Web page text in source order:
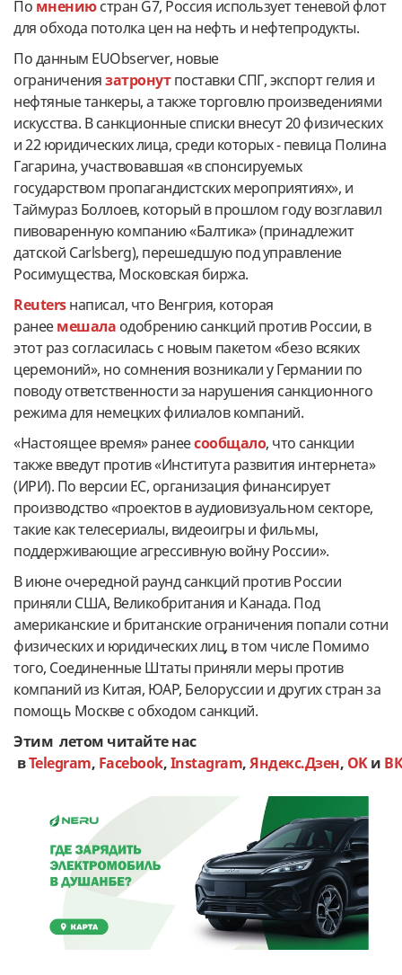
По мнениюстран G7, Россия использует теневой флот
для обхода потолка цен на нефть и нефтепродукты.
По данным EUObserver, новые
ограничениязатронутпоставки СПГ, экспорт гелия и
нефтяные танкеры, а также торговлю произведениями
искусства. В санкционные списки внесут 20 физических
и 22 юридических лица, среди которых - певица Полина
Гагарина, участвовавшая «в спонсируемых
государством пропагандистских мероприятиях», и
Таймураз Боллоев, который в прошлом году возглавил
пивоваренную компанию «Балтика» (принадлежит
датской Carlsberg), перешедшую под управление
Росимущества, Московская биржа.
Reutersнаписал, что Венгрия, которая
ранеемешала одобрению санкций против России, в
этот раз согласилась с новым пакетом «безо всяких
церемоний», но сомнения возникали у Германии по
поводу ответственности за нарушения санкционного
режима для немецких филиалов компаний.
«Настоящее время» ранеесообщало, что санкции
также введут против «Института развития интернета»
(ИРИ). По версии ЕС, организация финансирует
производство «проектов в аудиовизуальном секторе,
такие как телесериалы, видеоигры и фильмы,
поддерживающие агрессивную войну России».
В июне очередной раунд санкций против России
приняли США, Великобритания и Канада. Под
американские и британские ограничения попали сотни
физических и юридических лиц, в том числе Помимо
того, Соединенные Штаты приняли меры против
компаний из Китая, ЮАР, Белоруссии и других стран за
помощь Москве с обходом санкций.
Этим летом читайте нас
вTelegram, Facebook,Instagram,Яндекс.Дзен, OKи ВК